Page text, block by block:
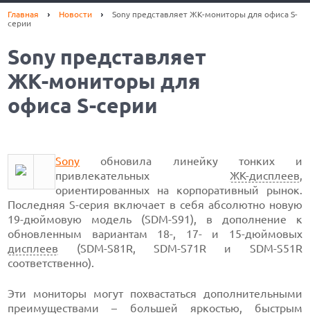
Главная Новости
Sony представляет ЖК-мониторы для офиса S-
серии
Sony представляет
ЖК-мониторы для
офиса S-серии
Sony обновила линейку тонких и
привлекательных ЖК-дисплеев,
ориентированных на корпоративный рынок.
Последняя S-серия включает в себя абсолютно новую
19-дюймовую модель (SDM-S91), в дополнение к
обновленным вариантам 18-, 17- и 15-дюймовых
дисплеев (SDM-S81R, SDM-S71R и SDM-S51R
соответственно).
Эти мониторы могут похвастаться дополнительными
преимуществами – большей яркостью, быстрым